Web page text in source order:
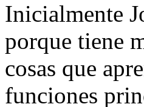
Inicialmente
porque tiene
cosas que
funciones